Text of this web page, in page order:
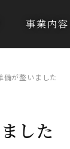
事業内容
備が整いました
した